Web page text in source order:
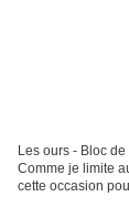
Les ours - Bloc
Comme je limite
cette occasion